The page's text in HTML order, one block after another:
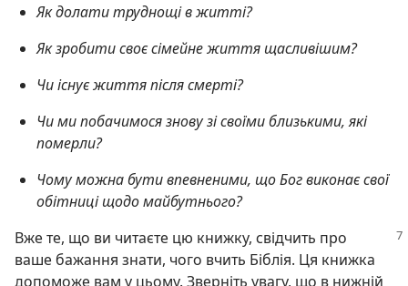
Як долати труднощі в житті?
Як зробити своє сімейне життя щасливішим?
Чи існує життя після смерті?
Чи ми побачимося знову зі своїми близькими, які
померли?
Чому можна бути впевненими, що Бог виконає свої
обітниці щодо майбутнього?
Вже те, що ви читаєте цю книжку, свідчить про
ваше бажання знати, чого вчить Біблія. Ця книжка
допоможе вам у цьому. Зверніть увагу, що в нижній